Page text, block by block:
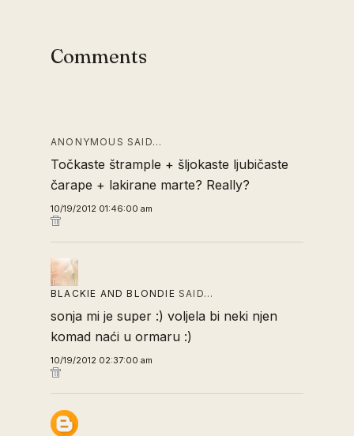
Comments
ANONYMOUS SAID…
Točkaste štrample + šljokaste ljubičaste
čarape + lakirane marte? Really?
10/19/2012 01:46:00 am
BLACKIE AND BLONDIE SAID…
sonja mi je super :) voljela bi neki njen
komad naći u ormaru :)
10/19/2012 02:37:00 am